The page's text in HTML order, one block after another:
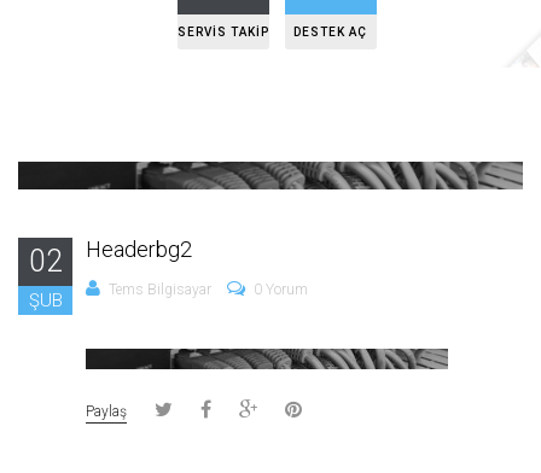
SERVIS TAKIP DESTEK AÇ
02
ŞUB
Headerbg2
Tems Bilgisayar 0 Yorum
Paylaş